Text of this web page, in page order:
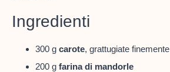
Ingredienti
300 g carote, grattugiate finemente
200 g farina di mandorle